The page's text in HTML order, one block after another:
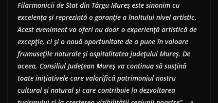
Filarmonicii de Stat din Târgu Mureș este sinonim cu
excelența și reprezintă o garanție a înaltului nivel artistic.
Acest eveniment va oferi nu doar o experiență artistică de
excepție, ci și o nouă oportunitate de a pune în valoare
frumusețile naturale și ospitalitatea județului Mureș. De
aceea, Consiliul Județean Mureș va continua să susțină
toate inițiativele care valorifică patrimoniul nostru
cultural și natural și care contribuie la dezvoltarea